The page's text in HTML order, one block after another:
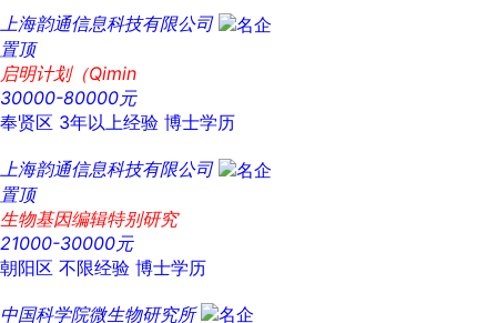
上海韵通信息科技有限公司
置顶
启明计划（Qimin
30000-80000元
奉贤区 3年以上经验 博士学历
上海韵通信息科技有限公司
置顶
生物基因编辑特别研究
21000-30000元
朝阳区 不限经验 博士学历
中国科学院微生物研究所